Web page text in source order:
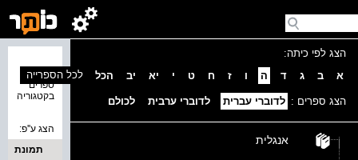
הצג לפי כיתה:
א
ב ג ד ה ו ז ח ט י יא יב הכל
הצג ספרים : לדוברי עברית לדוברי ערבית לכולם
אנגלית
ספרים
בקטגוריה
לכל הספרייה
הצג ע''פ:
תמונת